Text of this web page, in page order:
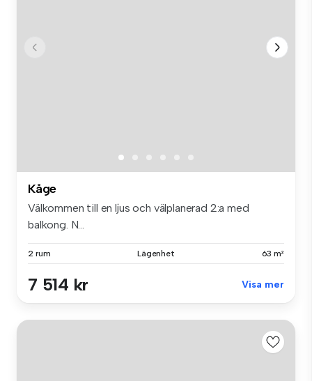
Kåge
Välkommen till en ljus och välplanerad 2:a med
balkong. N...
2 rum Lägenhet 63 m²
7 514 kr Visa mer